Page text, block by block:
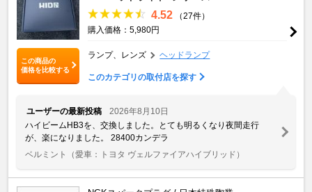
この商品の
価格を比較する
4.52
（27件）
購入価格：5,980円
ランプ、レンズ ヘッドランプ
このカテゴリの取付店を探す
ユーザーの最新投稿
2026年8月10日
ハイビームHB3を、交換しました。とても明るくなり夜間走行
が、楽になりました。 28400カンデラ
ベルミント
（愛車：トヨタ ヴェルファイアハイブリッド）